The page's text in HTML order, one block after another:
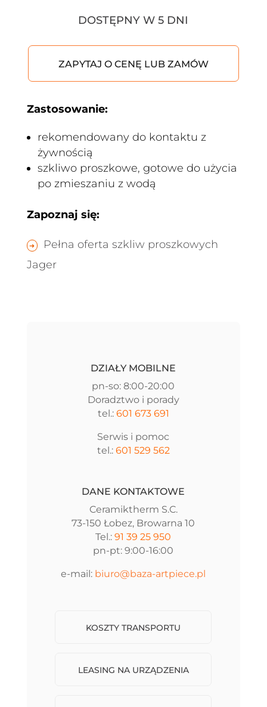
DOSTĘPNY W 5 DNI
ZAPYTAJ O CENĘ LUB ZAMÓW
Zastosowanie:
rekomendowany do kontaktu z
żywnością
szkliwo proszkowe, gotowe do użycia
po zmieszaniu z wodą
Zapoznaj się:
Pełna oferta szkliw proszkowych
Jager
DZIAŁY MOBILNE
pn-so: 8:00-20:00
Doradztwo i porady
tel.: 601 673 691
Serwis i pomoc
tel.: 601 529 562
DANE KONTAKTOWE
Ceramiktherm S.C.
73-150 Łobez, Browarna 10
Tel.:91 39 25 950
pn-pt: 9:00-16:00
e-mail: biuro@baza-artpiece.pl
KOSZTY TRANSPORTU
LEASING NA URZĄDZENIA